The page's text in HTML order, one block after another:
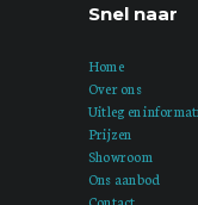
Snel naar
Home
Over ons
Uitleg en
Prijzen
Showroom
Ons aanbod
Contact